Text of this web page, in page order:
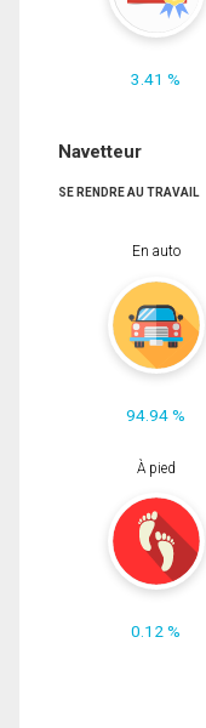
3.41 %
Navetteur
SE RENDRE AU TRAVAIL
En auto
94.94 %
À pied
0.12 %